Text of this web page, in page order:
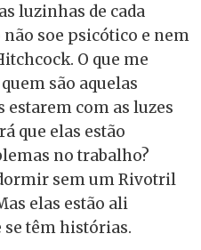
luzinhas de cada
soe psicótico e nem
O que me
são aquelas
estarem com as luzes
que elas estão
no trabalho?
sem um Rivotril
elas estão ali
se têm histórias.